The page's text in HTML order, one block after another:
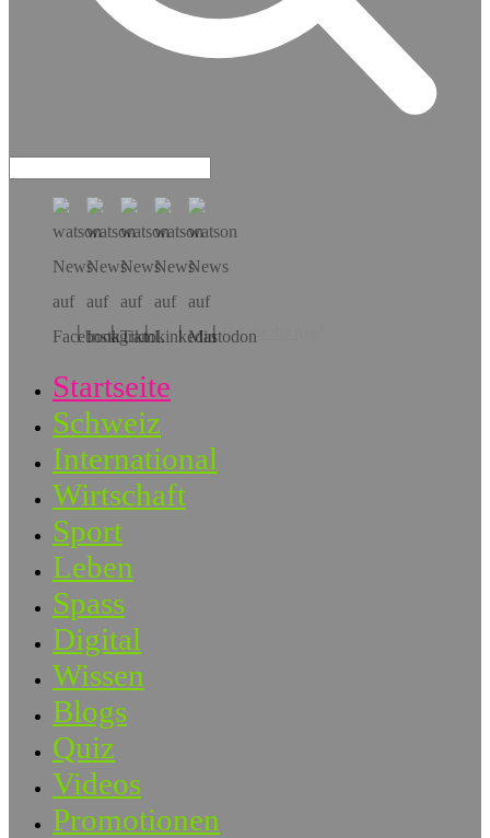
Hol dir die App!
Startseite
Schweiz
International
Wirtschaft
Sport
Leben
Spass
Digital
Wissen
Blogs
Quiz
Videos
Promotionen